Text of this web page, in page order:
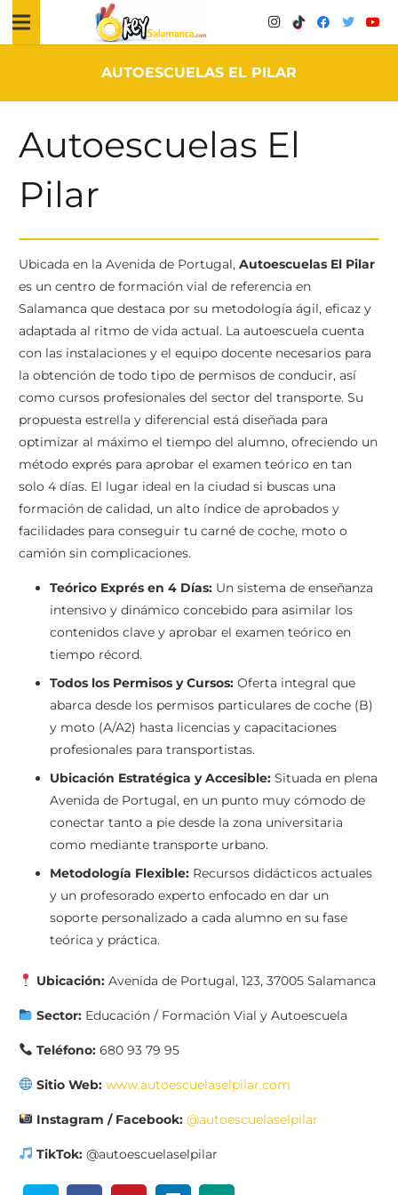
AUTOESCUELAS EL PILAR
Autoescuelas El
Pilar
Ubicada en la Avenida de Portugal, Autoescuelas El Pilar
es un centro de formación vial de referencia en
Salamanca que destaca por su metodología ágil, eficaz y
adaptada al ritmo de vida actual. La autoescuela cuenta
con las instalaciones y el equipo docente necesarios para
la obtención de todo tipo de permisos de conducir, así
como cursos profesionales del sector del transporte. Su
propuesta estrella y diferencial está diseñada para
optimizar al máximo el tiempo del alumno, ofreciendo un
método exprés para aprobar el examen teórico en tan
solo 4 días. El lugar ideal en la ciudad si buscas una
formación de calidad, un alto índice de aprobados y
facilidades para conseguir tu carné de coche, moto o
camión sin complicaciones.
Teórico Exprés en 4 Días: Un sistema de enseñanza
intensivo y dinámico concebido para asimilar los
contenidos clave y aprobar el examen teórico en
tiempo récord.
Todos los Permisos y Cursos: Oferta integral que
abarca desde los permisos particulares de coche (B)
y moto (A/A2) hasta licencias y capacitaciones
profesionales para transportistas.
Ubicación Estratégica y Accesible: Situada en plena
Avenida de Portugal, en un punto muy cómodo de
conectar tanto a pie desde la zona universitaria
como mediante transporte urbano.
Metodología Flexible: Recursos didácticos actuales
y un profesorado experto enfocado en dar un
soporte personalizado a cada alumno en su fase
teórica y práctica.
Ubicación:Avenida de Portugal, 123, 37005 Salamanca
Sector:Educación / Formación Vial y Autoescuela
Teléfono:680 93 79 95
Sitio Web: www.autoescuelaselpilar.com
Instagram / Facebook: @autoescuelaselpilar
TikTok:@autoescuelaselpilar